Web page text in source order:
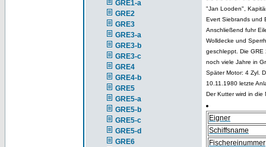
GRE1-a
GRE2
GRE3
GRE3-a
GRE3-b
GRE3-c
GRE4
GRE4-b
GRE5
GRE5-a
GRE5-b
GRE5-c
GRE5-d
GRE6
"Jan Looden",
Evert Siebrands und
Anschließend fuhr
Wolldecke und
geschleppt. Die
noch viele Jahre in
Später Motor: 4 Zyl.
10.11.1980 letzte
Der Kutter wird in die
Eigner
Schiffsname
Fischereinummer